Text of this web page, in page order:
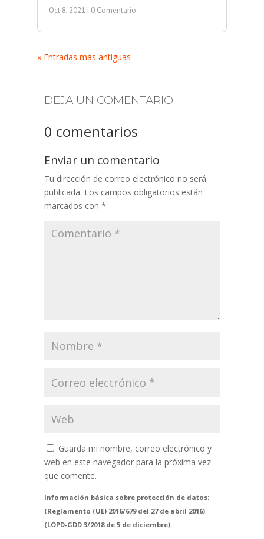
Oct 8, 2021 | 0 Comentario
« Entradas más antiguas
DEJA UN COMENTARIO
0 comentarios
Enviar un comentario
Tu dirección de correo electrónico no será
publicada. Los campos obligatorios están
marcados con *
Guarda mi nombre, correo electrónico y
web en este navegador para la próxima vez
que comente.
Información básica sobre protección de datos:
(Reglamento (UE) 2016/679 del 27 de abril 2016)
(LOPD-GDD 3/2018 de 5 de diciembre).